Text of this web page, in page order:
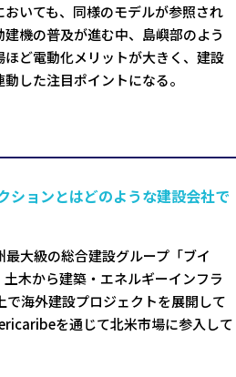
いても、同様のモデルが参照され
機の普及が進む中、島嶼部のよう
ど電動化メリットが大きく、建設
した注目ポイントになる。
ションとはどのような建設会社で
大級の総合建設グループ「ブイ
木から建築・エネルギーインフラ
で海外建設プロジェクトを展開して
を通じて北米市場に参入して